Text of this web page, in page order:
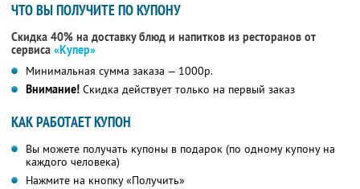
ЧТО ВЫ ПОЛУЧИТЕ ПО КУПОНУ
Скидка 40% на доставку блюд и напитков из ресторанов от
сервиса «Купер»
Минимальная сумма заказа — 1000р.
Внимание! Скидка действует только на первый заказ
КАК РАБОТАЕТ КУПОН
Вы можете получать купоны в подарок (по одному купону на
каждого человека)
Нажмите на кнопку «Получить»